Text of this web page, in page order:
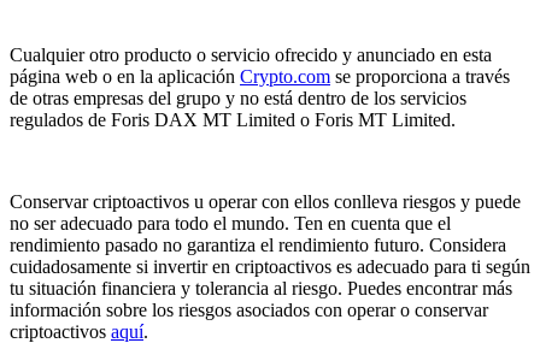
Cualquier otro producto o servicio ofrecido y anunciado en esta
página web o en la aplicación Crypto.com se proporciona a través
de otras empresas del grupo y no está dentro de los servicios
regulados de Foris DAX MT Limited o Foris MT Limited.
Conservar criptoactivos u operar con ellos conlleva riesgos y puede
no ser adecuado para todo el mundo. Ten en cuenta que el
rendimiento pasado no garantiza el rendimiento futuro. Considera
cuidadosamente si invertir en criptoactivos es adecuado para ti según
tu situación financiera y tolerancia al riesgo. Puedes encontrar más
información sobre los riesgos asociados con operar o conservar
criptoactivos aquí.